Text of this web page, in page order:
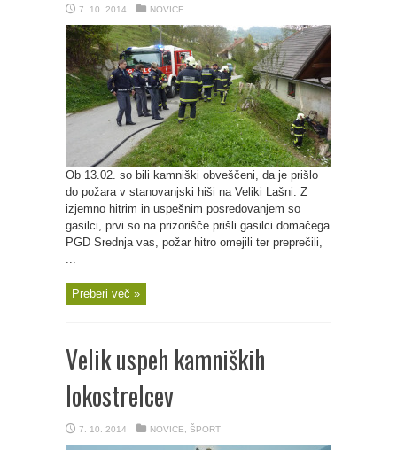
7. 10. 2014 NOVICE
Ob 13.02. so bili kamniški obveščeni, da je prišlo
do požara v stanovanjski hiši na Veliki Lašni. Z
izjemno hitrim in uspešnim posredovanjem so
gasilci, prvi so na prizorišče prišli gasilci domačega
PGD Srednja vas, požar hitro omejili ter preprečili,
...
Preberi več »
Velik uspeh kamniških
lokostrelcev
7. 10. 2014 NOVICE ŠPORT